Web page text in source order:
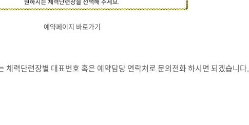
예약페이지 바로가기
체력단련장별 대표번호 혹은 예약담당 연락처로 문의전화 하시면 되겠습니다.